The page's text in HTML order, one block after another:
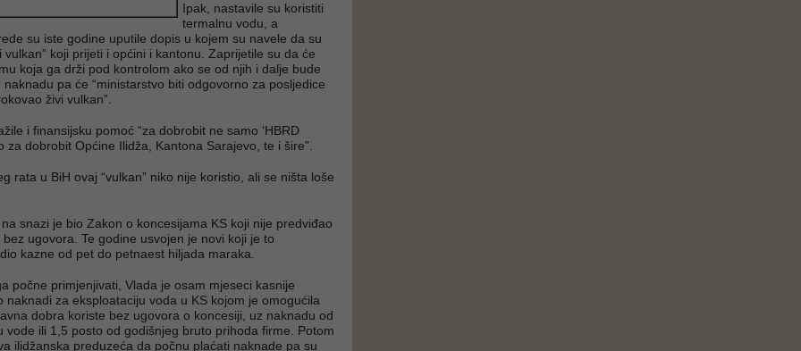
Ipak, nastavile su koristiti
termalnu vodu, a
su iste godine uputile dopis u kojem su navele da su
vulkan” koji prijeti i općini i kantonu. Zaprijetile su da će
koja ga drži pod kontrolom ako se od njih i dalje bude
pa će “ministarstvo biti odgovorno za posljedice
živi vulkan”.
i finansijsku pomoć “za dobrobit ne samo ‘HBRD
za dobrobit Općine Ilidža, Kantona Sarajevo, te i šire”.
rata u BiH ovaj “vulkan” niko nije koristio, ali se ništa loše
snazi je bio Zakon o koncesijama KS koji nije predviđao
ugovora. Te godine usvojen je novi koji je to
kazne od pet do petnaest hiljada maraka.
počne primjenjivati, Vlada je osam mjeseci kasnije
naknadi za eksploataciju voda u KS kojom je omogućila
dobra koriste bez ugovora o koncesiji, uz naknadu od
vode ili 1,5 posto od godišnjeg bruto prihoda firme. Potom
ilidžanska preduzeća da počnu plaćati naknade pa su